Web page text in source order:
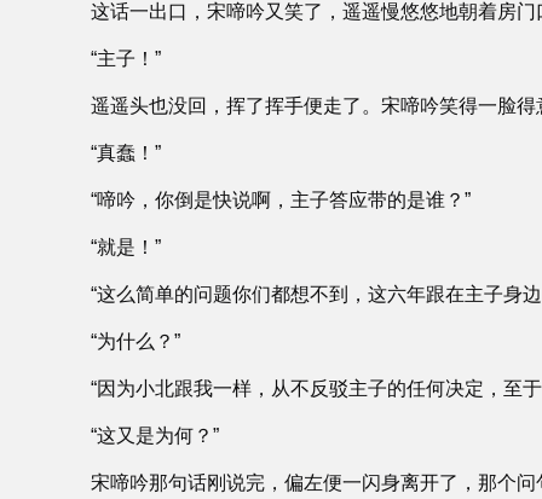
这话一出口，宋啼吟又笑了，遥遥慢悠悠地朝着房
“主子！”
遥遥头也没回，挥了挥手便走了。宋啼吟笑得一脸
“真蠢！”
“啼吟，你倒是快说啊，主子答应带的是谁？”
“就是！”
“这么简单的问题你们都想不到，这六年跟在主子身
“为什么？”
“因为小北跟我一样，从不反驳主子的任何决定，至
“这又是为何？”
宋啼吟那句话刚说完，偏左便一闪身离开了，那个